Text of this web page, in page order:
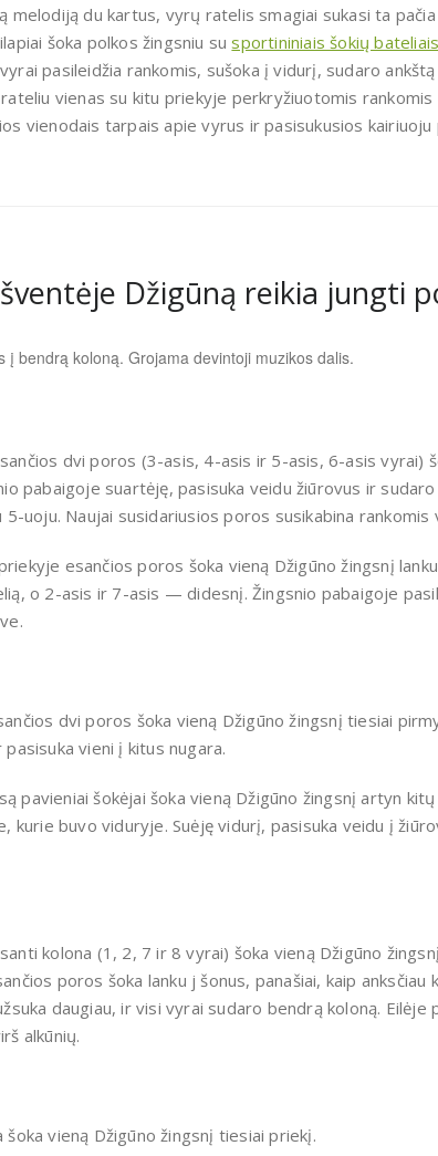
melodiją du kartus, vyrų ratelis smagiai sukasi ta
šoka polkos žingsniu susportininiais šokių bateliais
pasileidžia rankomis, sušoka į vidurį, sudaro
vienas su kitu priekyje perkryžiuotomis
vienodais tarpais apie vyrus ir pasisukusios kairiuoju
Džigūną reikia jungti
į bendrą koloną. Grojama devintoji muzikos dalis.
dvi poros (3-asis, 4-asis ir 5-asis, 6-asis vyrai)
pabaigoje suartėję, pasisuka veidu žiūrovus ir
uoju. Naujai susidariusios poros susikabina rankomis
esančios poros šoka vieną Džigūno žingsnį
o 2-asis ir 7-asis — didesnį. Žingsnio pabaigoje
dvi poros šoka vieną Džigūno žingsnį tiesiai
pasisuka vieni į kitus nugara.
pavieniai šokėjai šoka vieną Džigūno žingsnį artyn
kurie buvo viduryje. Suėję vidurį, pasisuka veidu į
kolona (1, 2, 7 ir 8 vyrai) šoka vieną Džigūno
poros šoka lanku j šonus, panašiai, kaip
daugiau, ir visi vyrai sudaro bendrą koloną. Eilėje
alkūnių.
šoka vieną Džigūno žingsnį tiesiai priekį.